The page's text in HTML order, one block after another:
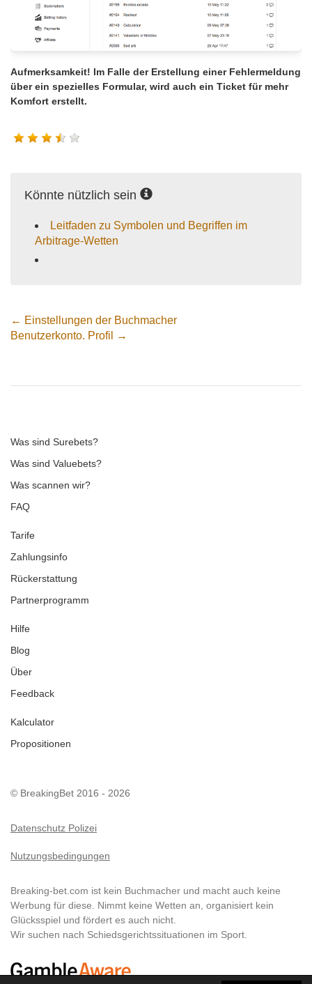
Aufmerksamkeit! Im Falle der Erstellung einer Fehlermeldung
über ein spezielles Formular, wird auch ein Ticket für mehr
Komfort erstellt.
Könnte nützlich sein
Leitfaden zu Symbolen und Begriffen im
Arbitrage-Wetten
← Einstellungen der Buchmacher
Benutzerkonto. Profil →
Was sind Surebets?
Was sind Valuebets?
Was scannen wir?
FAQ
Tarife
Zahlungsinfo
Rückerstattung
Partnerprogramm
Hilfe
Blog
Über
Feedback
Kalculator
Propositionen
© BreakingBet 2016 - 2026
Datenschutz Polizei
Nutzungsbedingungen
Breaking-bet.com ist kein Buchmacher und macht auch keine
Werbung für diese. Nimmt keine Wetten an, organisiert kein
Glücksspiel und fördert es auch nicht.
Wir suchen nach Schiedsgerichtssituationen im Sport.